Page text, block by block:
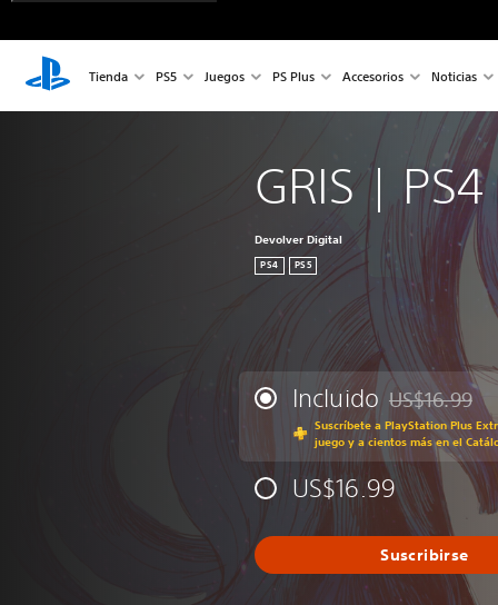
Tienda PS5 Juegos PS Plus Accesorios Noticias
GRIS | PS4
Devolver Digital
PS4 PS5
Incluido Rebajado del
US$16.99
Suscríbete a PlayStation Plus
juego y a cientos más en el
US$16.99
Suscribirse